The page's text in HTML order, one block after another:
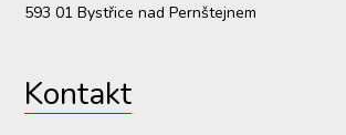
593 01 Bystřice nad Pernštejnem
Kontakt